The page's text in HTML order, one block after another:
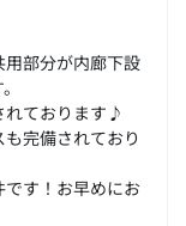
部分が内廊下設
れております♪
完備されており
す！お早めにお